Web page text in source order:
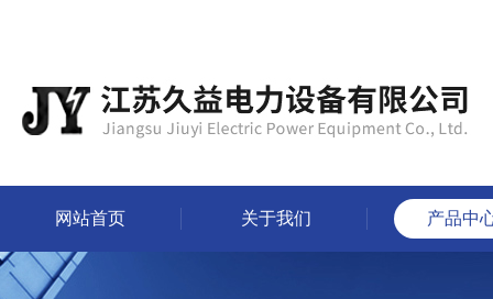
网站首页 关于我们 产品中